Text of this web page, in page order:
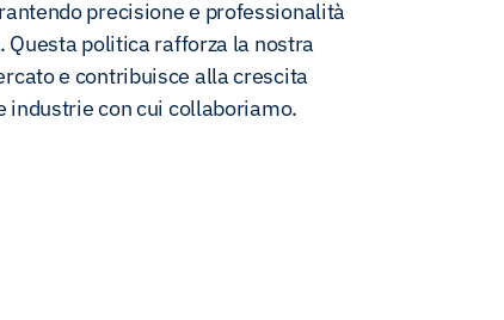
precisione e professionalità
Questa politica rafforza la nostra
e contribuisce alla crescita
industrie con cui collaboriamo.